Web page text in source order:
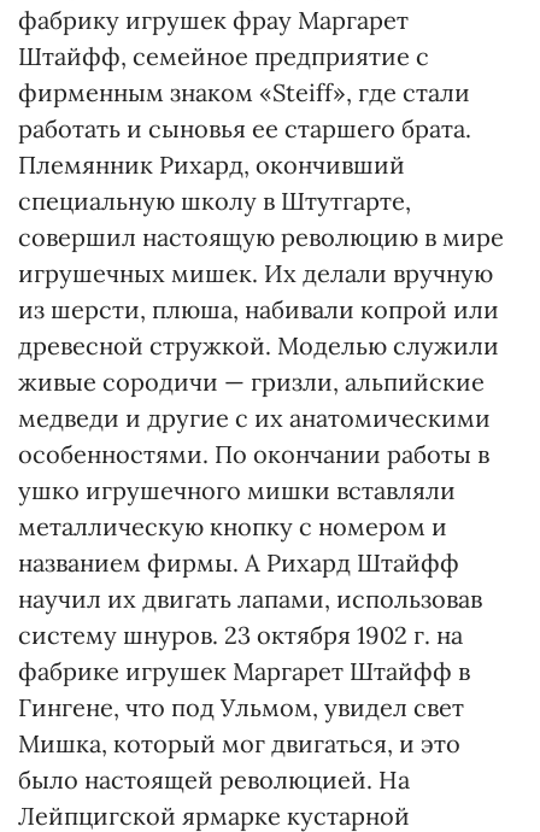
фабрику игрушек фрау Маргарет
Штайфф, семейное предприятие с
фирменным знаком «Steiff», где стали
работать и сыновья ее старшего брата.
Племянник Рихард, окончивший
специальную школу в Штутгарте,
совершил настоящую революцию в мире
игрушечных мишек. Их делали вручную
из шерсти, плюша, набивали копрой или
древесной стружкой. Моделью служили
живые сородичи — гризли, альпийские
медведи и другие с их анатомическими
особенностями. По окончании работы в
ушко игрушечного мишки вставляли
металлическую кнопку с номером и
названием фирмы. А Рихард Штайфф
научил их двигать лапами, использовав
систему шнуров. 23 октября 1902 г. на
фабрике игрушек Маргарет Штайфф в
Гингене, что под Ульмом, увидел свет
Мишка, который мог двигаться, и это
было настоящей революцией. На
Лейпцигской ярмарке кустарной